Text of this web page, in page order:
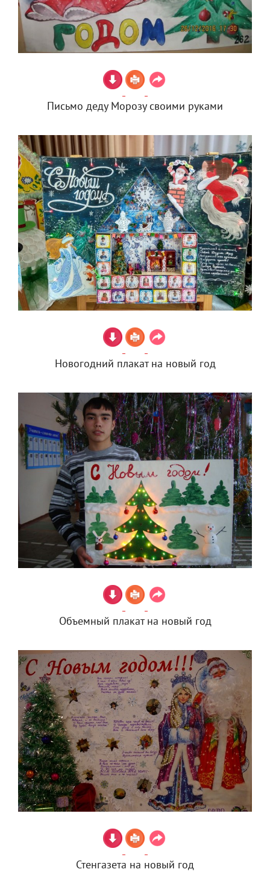
Письмо деду Морозу своими руками
Новогодний плакат на новый год
Объемный плакат на новый год
Стенгазета на новый год